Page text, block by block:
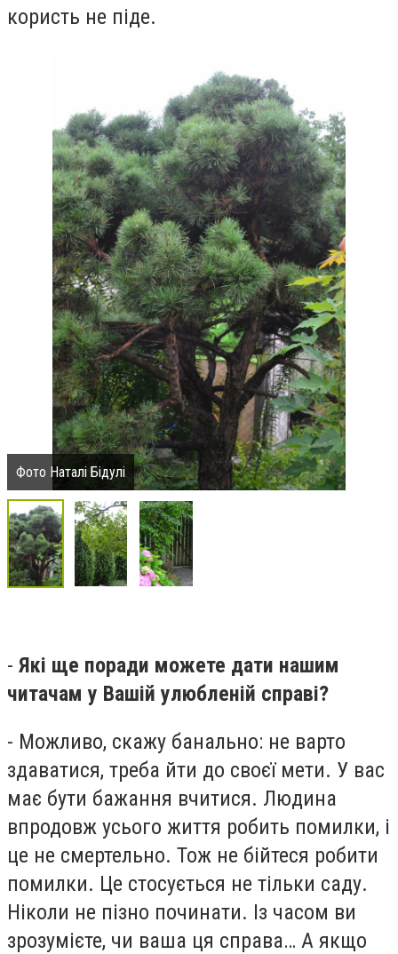
користь не піде.
Фото Наталі Бідулі
- Які ще поради можете дати нашим
читачам у Вашій улюбленій справі?
- Можливо, скажу банально: не варто
здаватися, треба йти до своєї мети. У вас
має бути бажання вчитися. Людина
впродовж усього життя робить помилки, і
це не смертельно. Тож не бійтеся робити
помилки. Це стосується не тільки саду.
Ніколи не пізно починати. Із часом ви
зрозумієте, чи ваша ця справа… А якщо